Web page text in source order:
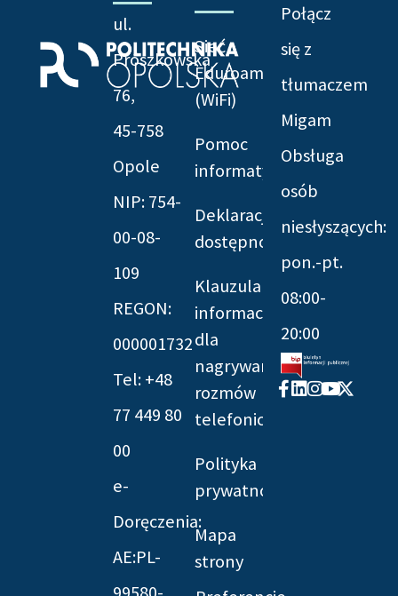
ul.
Prószkowska
76,
45-758
Opole
NIP: 754-
00-08-
109
REGON:
000001732
Tel: +48
77 449 80
00
e-
Doręczenia:
AE:PL-
Sieć
Eduroam
(WiFi)
Pomoc
informatyczna
Deklaracja
dostępności
Klauzula
informacyjna
dla
nagrywania
rozmów
telefonicznych
Polityka
prywatności
Mapa
strony
Połącz
się z
tłumaczem
Migam
Obsługa
osób
niesłyszących:
pon.-pt.
08:00-
20:00
Facebook-
f
Linkedin
Instagram
Youtube
X-